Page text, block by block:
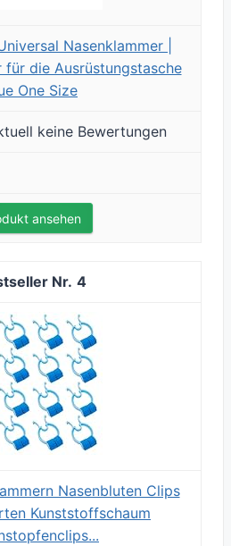
Nasenklammer |
für die Ausrüstungstasche
One Size
keine Bewertungen
ansehen
4
Nasenbluten Clips
Kunststoffschaum